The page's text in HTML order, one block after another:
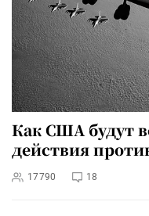
Как США будут
действия
17790 18